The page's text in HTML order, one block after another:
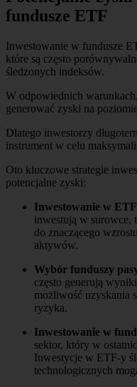
fundusze ETF
Inwestowanie w fundusze
które są często
śledzonych indeksów.
W odpowiednich
generować zyski na
Dlatego inwestorzy
instrument w celu
Oto kluczowe strategie
potencjalne zyski:
Inwestowanie w
inwestują w surowce,
do znaczącego
aktywów.
Wybór funduszy
często generują
możliwość uzyskania
ryzyka.
Inwestowanie w
sektor, który w
Inwestycje w ETF-y
technologicznych